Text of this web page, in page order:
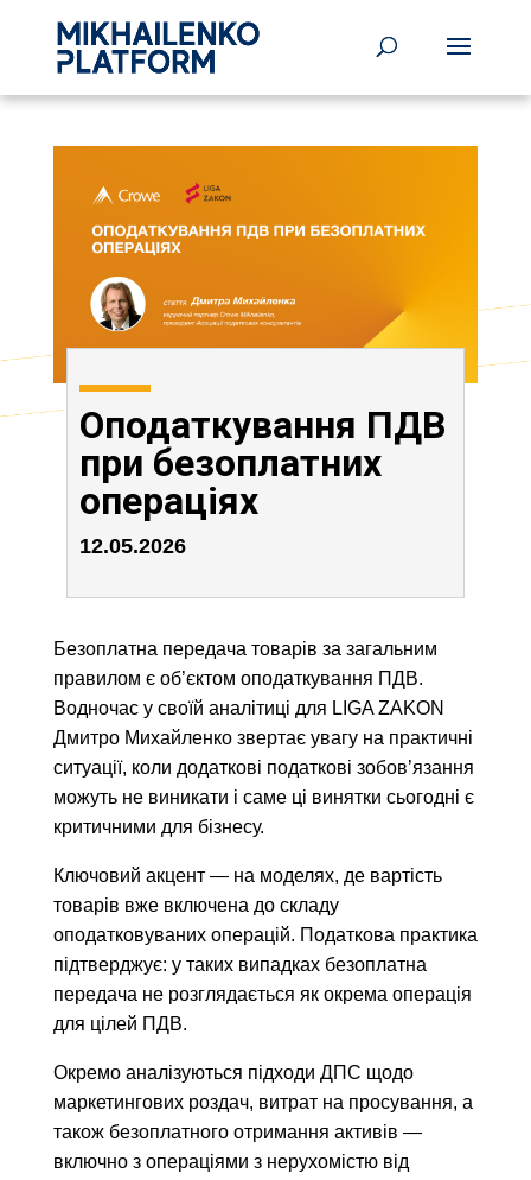
Оподаткування ПДВ
при безоплатних
операціях
12.05.2026
Безоплатна передача товарів за загальним
правилом є об’єктом оподаткування ПДВ.
Водночас у своїй аналітиці для LIGA ZAKON
Дмитро Михайленко звертає увагу на практичні
ситуації, коли додаткові податкові зобов’язання
можуть не виникати і саме ці винятки сьогодні є
критичними для бізнесу.
Ключовий акцент — на моделях, де вартість
товарів вже включена до складу
оподатковуваних операцій. Податкова практика
підтверджує: у таких випадках безоплатна
передача не розглядається як окрема операція
для цілей ПДВ.
Окремо аналізуються підходи ДПС щодо
маркетингових роздач, витрат на просування, а
також безоплатного отримання активів —
включно з операціями з нерухомістю від